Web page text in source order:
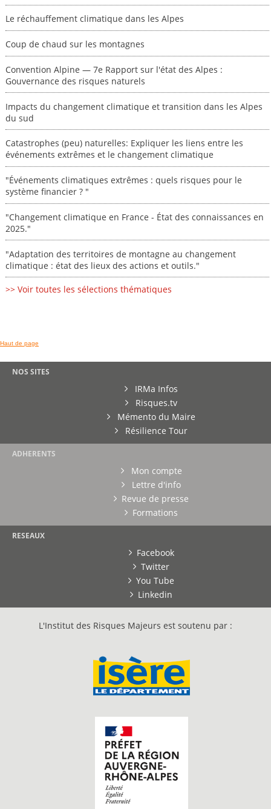
Le réchauffement climatique dans les Alpes
Coup de chaud sur les montagnes
Convention Alpine — 7e Rapport sur l'état des Alpes :
Gouvernance des risques naturels
Impacts du changement climatique et transition dans les Alpes
du sud
Catastrophes (peu) naturelles: Expliquer les liens entre les
événements extrêmes et le changement climatique
"Événements climatiques extrêmes : quels risques pour le
système financier ? "
"Changement climatique en France - État des connaissances en
2025."
"Adaptation des territoires de montagne au changement
climatique : état des lieux des actions et outils."
>> Voir toutes les sélections thématiques
Haut de page
NOS SITES
IRMa Infos
Risques.tv
Mémento du Maire
Résilience Tour
ADHERENTS
Mon compte
Lettre d'info
Revue de presse
Formations
RESEAUX
Facebook
Twitter
You Tube
Linkedin
L'Institut des Risques Majeurs est soutenu par :